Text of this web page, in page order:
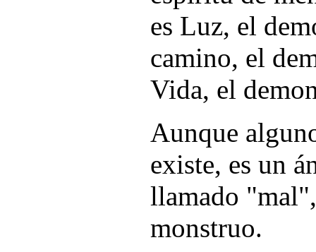
es Luz, el
camino, el
Vida, el
Aunque
existe, es un
llamado
monstruo.